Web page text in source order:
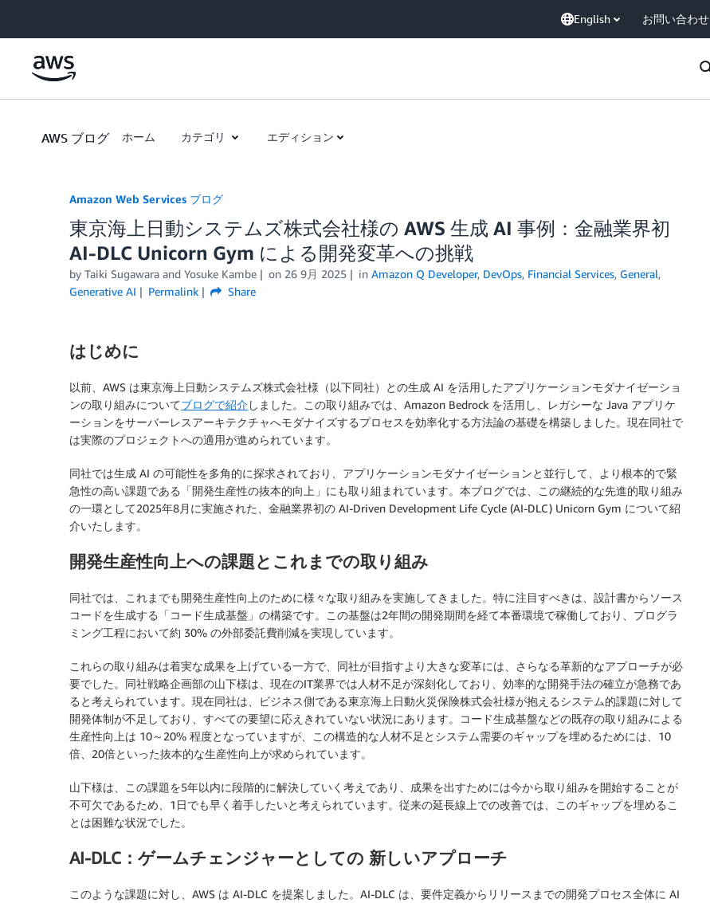
English お問い合わせ
AWS ブログ ホーム カテゴリ エディション
Amazon Web Services ブログ
東京海上日動システムズ株式会社様の AWS 生成 AI 事例：金融業界初
AI-DLC Unicorn Gym による開発変革への挑戦
by Taiki Sugawara and Yosuke Kambe on 26 9月 2025 in Amazon Q Developer, DevOps, Financial Services, General,
Generative AI
Permalink Share
はじめに
以前、AWS は東京海上日動システムズ株式会社様（以下同社）との生成 AI を活用したアプリケーションモダナイゼーショ
ンの取り組みについてブログで紹介しました。この取り組みでは、Amazon Bedrock を活用し、レガシーな Java アプリケ
ーションをサーバーレスアーキテクチャへモダナイズするプロセスを効率化する方法論の基礎を構築しました。現在同社で
は実際のプロジェクトへの適用が進められています。
同社では生成 AI の可能性を多角的に探求されており、アプリケーションモダナイゼーションと並行して、より根本的で緊
急性の高い課題である「開発生産性の抜本的向上」にも取り組まれています。本ブログでは、この継続的な先進的取り組み
の一環として2025年8月に実施された、金融業界初の AI-Driven Development Life Cycle (AI-DLC) Unicorn Gym について紹
介いたします。
開発生産性向上への課題とこれまでの取り組み
同社では、これまでも開発生産性向上のために様々な取り組みを実施してきました。特に注目すべきは、設計書からソース
コードを生成する「コード生成基盤」の構築です。この基盤は2年間の開発期間を経て本番環境で稼働しており、プログラ
ミング工程において約 30% の外部委託費削減を実現しています。
これらの取り組みは着実な成果を上げている一方で、同社が目指すより大きな変革には、さらなる革新的なアプローチが必
要でした。同社戦略企画部の山下様は、現在のIT業界では人材不足が深刻化しており、効率的な開発手法の確立が急務であ
ると考えられています。現在同社は、ビジネス側である東京海上日動火災保険株式会社様が抱えるシステム的課題に対して
開発体制が不足しており、すべての要望に応えきれていない状況にあります。コード生成基盤などの既存の取り組みによる
生産性向上は 10～20% 程度となっていますが、この構造的な人材不足とシステム需要のギャップを埋めるためには、10
倍、20倍といった抜本的な生産性向上が求められています。
山下様は、この課題を5年以内に段階的に解決していく考えであり、成果を出すためには今から取り組みを開始することが
不可欠であるため、1日でも早く着手したいと考えられています。従来の延長線上での改善では、このギャップを埋めるこ
とは困難な状況でした。
AI-DLC：ゲームチェンジャーとしての 新しいアプローチ
このような課題に対し、AWS は AI-DLC を提案しました。AI-DLC は、要件定義からリリースまでの開発プロセス全体に AI